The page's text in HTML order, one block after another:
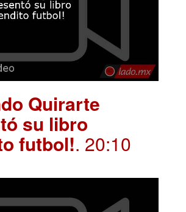
Quirarte
su libro
futbol!. 20:10